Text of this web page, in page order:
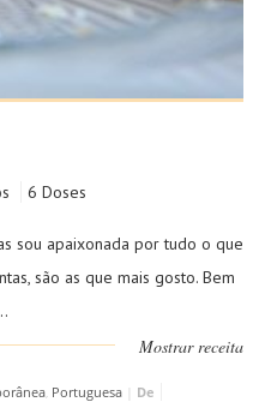
6 Doses
sou apaixonada por tudo o que
são as que mais gosto. Bem
Mostrar receita
, Portuguesa| De